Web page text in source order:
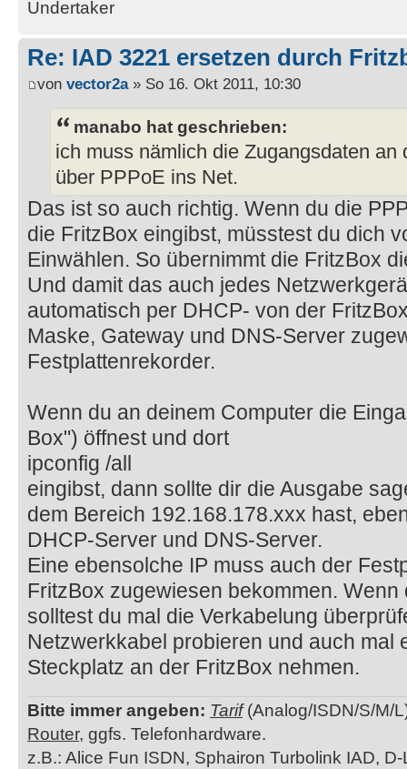
Undertaker
Re: IAD 3221 ersetzen durch
von vector2a» So 16. Okt 2011, 10:30
manabo hat geschrieben:
ich muss nämlich die Zugangsdaten an
über PPPoE ins Net.
Das ist so auch richtig. Wenn du die
die FritzBox eingibst, müsstest du dich
Einwählen. So übernimmt die FritzBox
Und damit das auch jedes
automatisch per DHCP- von der
Maske, Gateway und DNS-Server
Festplattenrekorder.
Wenn du an deinem Computer die
Box") öffnest und dort
ipconfig /all
eingibst, dann sollte dir die Ausgabe
dem Bereich 192.168.178.xxx hast,
DHCP-Server und DNS-Server.
Eine ebensolche IP muss auch der
FritzBox zugewiesen bekommen.
solltest du mal die Verkabelung
Netzwerkkabel probieren und auch mal
Steckplatz an der FritzBox nehmen.
Bitte immer angeben: Tarif(Analog/ISDN/S/M/
Router, ggfs. Telefonhardware.
z.B.: Alice Fun ISDN, Sphairon Turbolink IAD,